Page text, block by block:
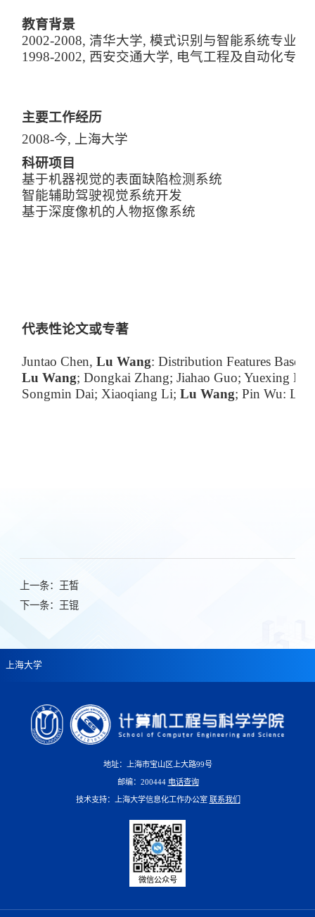
教育背景
2002-2008, 清华大学, 模式识别与智能系统专业,
1998-2002, 西安交通大学, 电气工程及自动化专业
主要工作经历
2008-今, 上海大学
科研项目
基于机器视觉的表面缺陷检测系统
智能辅助驾驶视觉系统开发
基于深度像机的人物抠像系统
代表性论文或专著
Juntao Chen, Lu Wang: Distribution Features
Lu Wang; Dongkai Zhang; Jiahao Guo; Yuexing
Songmin Dai; Xiaoqiang Li; Lu Wang; Pin Wu:
上一条：
王皙
下一条：
王锟
上海大学
地址：上海市宝山区上大路99号
邮编：200444 电话查询
技术支持：上海大学信息化工作办公室 联系我们
微信公众号